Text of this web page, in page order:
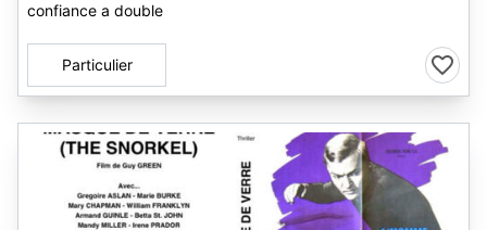
confiance a double
Particulier